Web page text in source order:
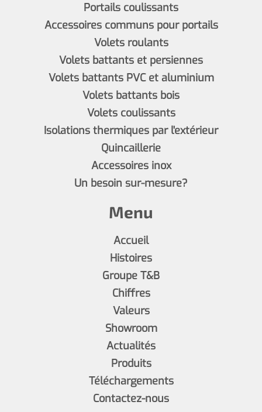
Portails coulissants
Accessoires communs pour portails
Volets roulants
Volets battants et persiennes
Volets battants PVC et aluminium
Volets battants bois
Volets coulissants
Isolations thermiques par l'extérieur
Quincaillerie
Accessoires inox
Un besoin sur-mesure?
Menu
Accueil
Histoires
Groupe T&B
Chiffres
Valeurs
Showroom
Actualités
Produits
Téléchargements
Contactez-nous